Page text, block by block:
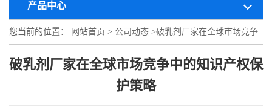
产品中心
您当前的位置： 网站首页 > 公司动态 >破乳剂厂家在全球市场竞争
中的知识产权保护策略
破乳剂厂家在全球市场竞争中的知识产权保
护策略